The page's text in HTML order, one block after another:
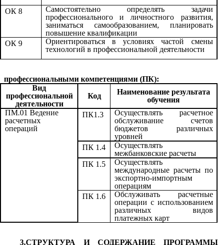
ОК 8
Самостоятельно определять задачи
профессионального и личностного развития,
заниматься самообразованием, планировать
повышение квалификации
ОК 9
Ориентироваться в условиях частой смены
технологий в профессиональной деятельности
профессиональными компетенциями (ПК):
Вид
профессиональной
деятельности
Код
Наименование результата
обучения
ПМ.01 Ведение
расчетных
операций
ПК1.3
Осуществлять расчетное
обслуживание счетов
бюджетов различных
уровней
ПК 1.4
Осуществлять
межбанковские расчеты
ПК 1.5
Осуществлять
международные расчеты по
экспортно-импортным
операциям
ПК 1.6
Обслуживать расчетные
операции с использованием
различных видов
платежных карт
3.СТРУКТУРА И СОДЕРЖАНИЕ ПРОГРАММЫ